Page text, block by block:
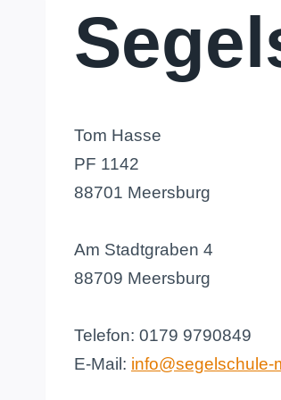
Tom Hasse
PF 1142
88701 Meersburg
Am Stadtgraben 4
88709 Meersburg
Telefon: 0179 9790849
E-Mail: info@segelschule-